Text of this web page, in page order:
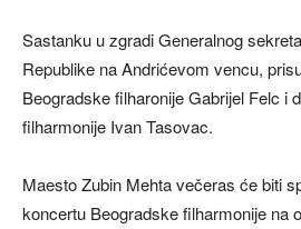
Sastanku u zgradi Generalnog
Republike na Andrićevom vencu,
Beogradske filharonije Gabrijel Felc i
filharmonije Ivan Tasovac.
Maesto Zubin Mehta večeras će biti
koncertu Beogradske filharmonije na